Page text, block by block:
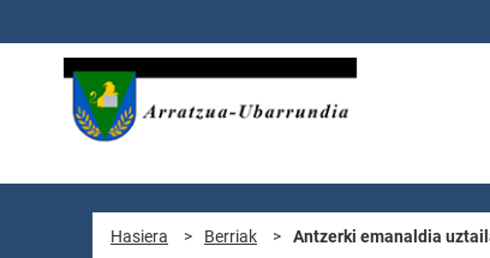
Hasiera > Berriak > Antzerki emanaldia